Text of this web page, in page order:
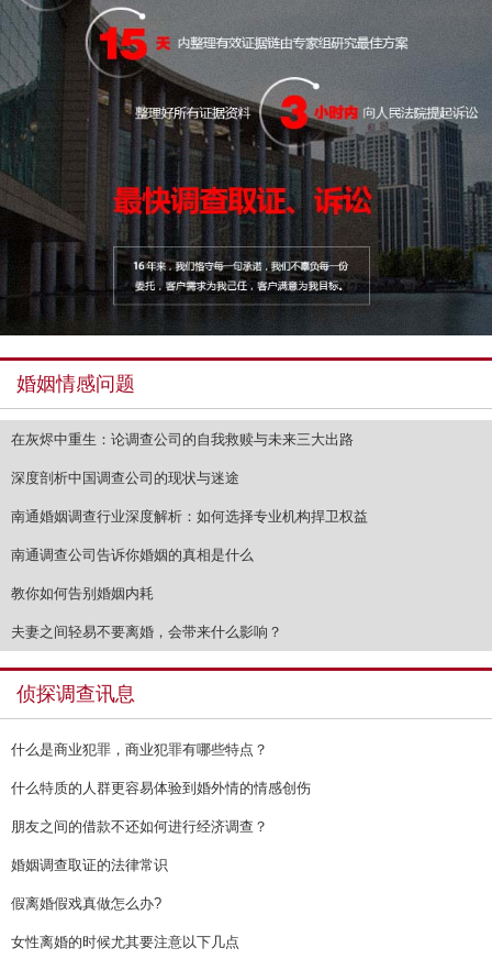
婚姻情感问题
在灰烬中重生：论调查公司的自我救赎与未来三大出路
深度剖析中国调查公司的现状与迷途
南通婚姻调查行业深度解析：如何选择专业机构捍卫权益
南通调查公司告诉你婚姻的真相是什么
教你如何告别婚姻内耗
夫妻之间轻易不要离婚，会带来什么影响？
侦探调查讯息
什么是商业犯罪，商业犯罪有哪些特点？
什么特质的人群更容易体验到婚外情的情感创伤
朋友之间的借款不还如何进行经济调查？
婚姻调查取证的法律常识
假离婚假戏真做怎么办?
女性离婚的时候尤其要注意以下几点